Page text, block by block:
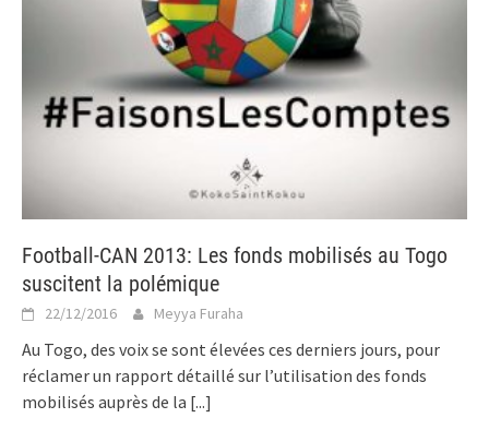
Football-CAN 2013: Les fonds mobilisés au Togo
suscitent la polémique
22/12/2016 Meyya Furaha
Au Togo, des voix se sont élevées ces derniers jours, pour
réclamer un rapport détaillé sur l’utilisation des fonds
mobilisés auprès de la [...]